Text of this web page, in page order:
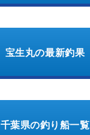
宝生丸の最新釣果
千葉県の釣り船一覧